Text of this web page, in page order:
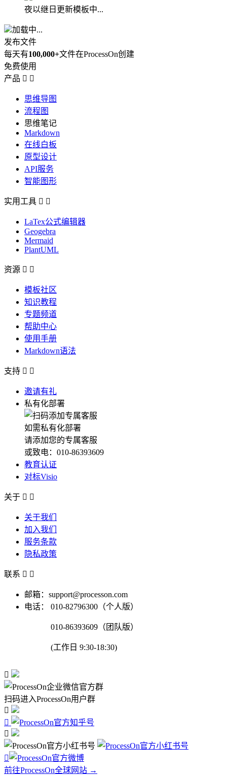
夜以继日更新模板中...
加载中...
发布文件
每天有100,000+文件在ProcessOn创建
免费使用
产品  
思维导图
流程图
思维笔记
Markdown
在线白板
原型设计
API服务
智能图形
实用工具  
LaTex公式编辑器
Geogebra
Mermaid
PlantUML
资源  
模板社区
知识教程
专题频道
帮助中心
使用手册
Markdown语法
支持  
邀请有礼
私有化部署
如需私有化部署
请添加您的专属客服
或致电：010-86393609
教育认证
对标Visio
关于  
关于我们
加入我们
服务条款
隐私政策
联系  
邮箱：support@processon.com
电话：
010-82796300（个人版）
010-86393609（团队版）
(工作日 9:30-18:30)

扫码进入ProcessOn用户群




前往ProcessOn全球网站 →